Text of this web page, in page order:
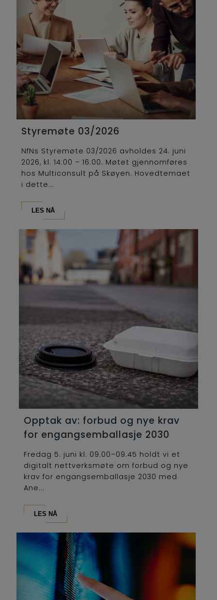
Styremøte 03/2026
NfNs Styremøte 03/2026 avholdes 24. juni
2026, kl. 14:00 – 16:00. Møtet gjennomføres
hos Multiconsult på Skøyen. Hovedtemaet
i dette...
LES NÅ
Opptak av: forbud og nye krav
for engangsemballasje 2030
Fredag 5. juni kl. 09.00–09.45 holdt vi et
digitalt nettverksmøte om forbud og nye
krav for engangsemballasje 2030 med
Ane...
LES NÅ